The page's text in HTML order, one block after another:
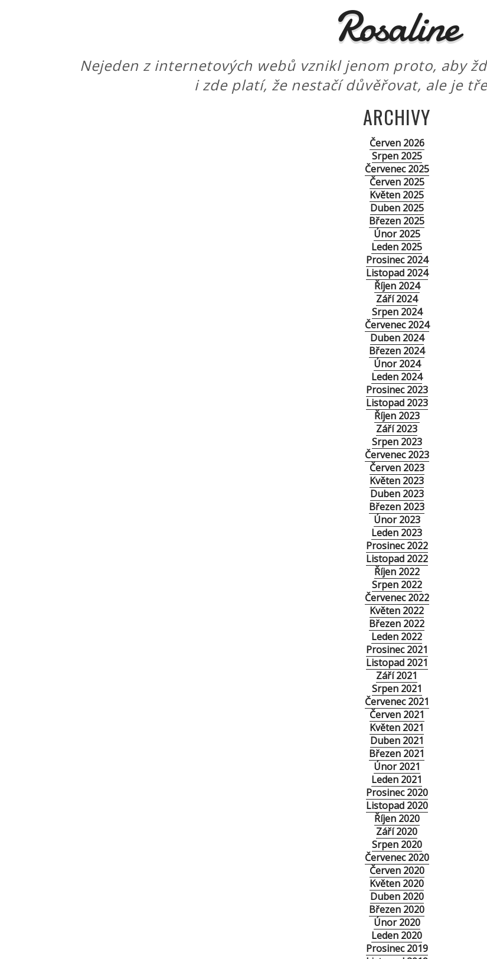
Rosaline
Nejeden z internetových webů vznikl jenom proto, aby
i zde platí, že nestačí důvěřovat, ale je
ARCHIVY
Červen 2026
Srpen 2025
Červenec 2025
Červen 2025
Květen 2025
Duben 2025
Březen 2025
Únor 2025
Leden 2025
Prosinec 2024
Listopad 2024
Říjen 2024
Září 2024
Srpen 2024
Červenec 2024
Duben 2024
Březen 2024
Únor 2024
Leden 2024
Prosinec 2023
Listopad 2023
Říjen 2023
Září 2023
Srpen 2023
Červenec 2023
Červen 2023
Květen 2023
Duben 2023
Březen 2023
Únor 2023
Leden 2023
Prosinec 2022
Listopad 2022
Říjen 2022
Srpen 2022
Červenec 2022
Květen 2022
Březen 2022
Leden 2022
Prosinec 2021
Listopad 2021
Září 2021
Srpen 2021
Červenec 2021
Červen 2021
Květen 2021
Duben 2021
Březen 2021
Únor 2021
Leden 2021
Prosinec 2020
Listopad 2020
Říjen 2020
Září 2020
Srpen 2020
Červenec 2020
Červen 2020
Květen 2020
Duben 2020
Březen 2020
Únor 2020
Leden 2020
Prosinec 2019